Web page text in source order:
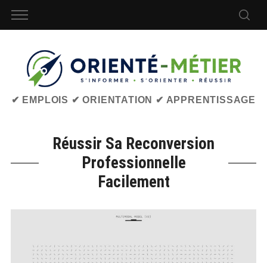
✔ EMPLOIS ✔ ORIENTATION ✔ APPRENTISSAGE
Réussir Sa Reconversion
Professionnelle
Facilement